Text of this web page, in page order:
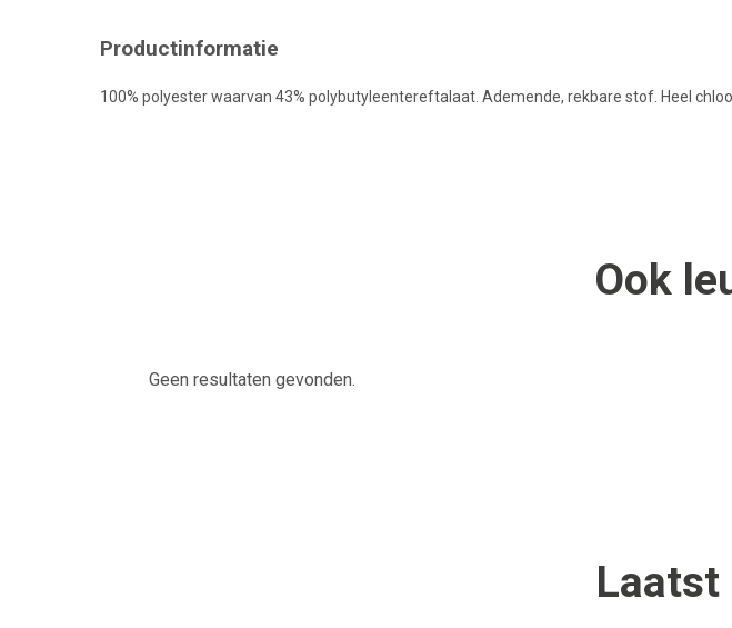
Productinformatie
100% polyester waarvan 43% polybutyleentereftalaat. Ademende, rekbare stof. Heel
Ook
Geen resultaten gevonden.
Laatst